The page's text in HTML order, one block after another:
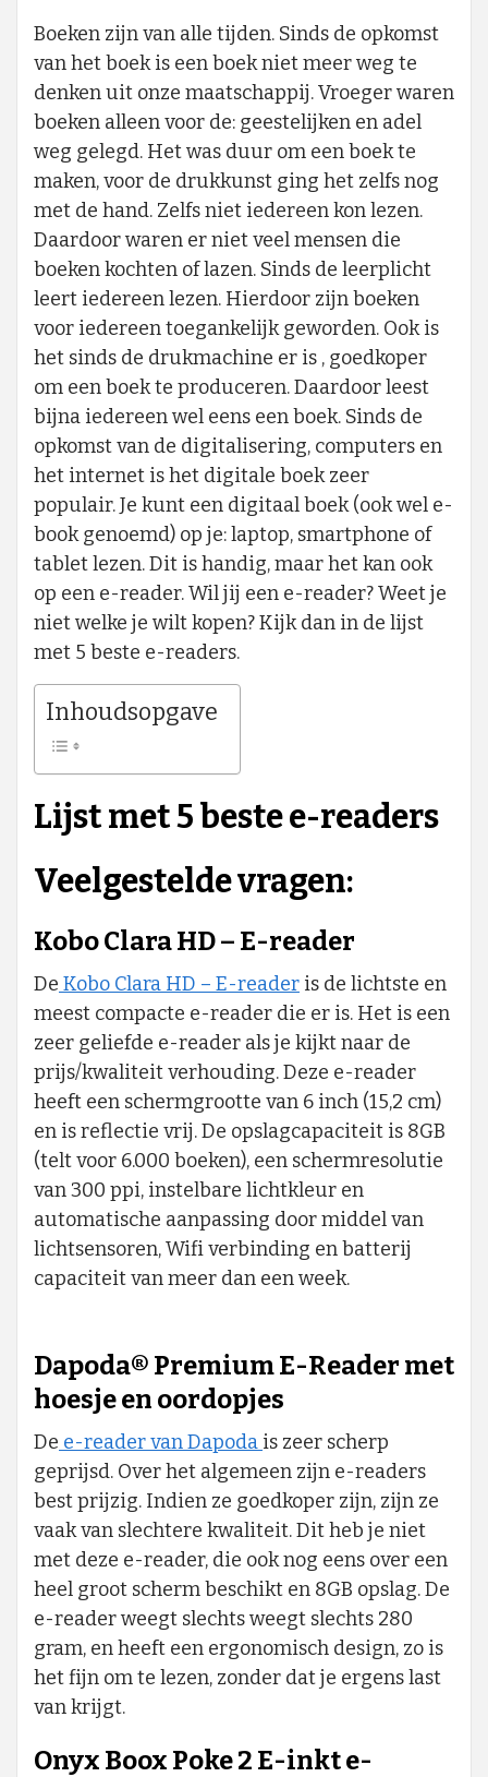
Boeken zijn van alle tijden. Sinds de opkomst
van het boek is een boek niet meer weg te
denken uit onze maatschappij. Vroeger waren
boeken alleen voor de: geestelijken en adel
weg gelegd. Het was duur om een boek te
maken, voor de drukkunst ging het zelfs nog
met de hand. Zelfs niet iedereen kon lezen.
Daardoor waren er niet veel mensen die
boeken kochten of lazen. Sinds de leerplicht
leert iedereen lezen. Hierdoor zijn boeken
voor iedereen toegankelijk geworden. Ook is
het sinds de drukmachine er is , goedkoper
om een boek te produceren. Daardoor leest
bijna iedereen wel eens een boek. Sinds de
opkomst van de digitalisering, computers en
het internet is het digitale boek zeer
populair. Je kunt een digitaal boek (ook wel e-
book genoemd) op je: laptop, smartphone of
tablet lezen. Dit is handig, maar het kan ook
op een e-reader. Wil jij een e-reader? Weet je
niet welke je wilt kopen? Kijk dan in de lijst
met 5 beste e-readers.
Inhoudsopgave
Lijst met 5 beste e-readers
Veelgestelde vragen:
Kobo Clara HD – E-reader
De Kobo Clara HD – E-reader is de lichtste en
meest compacte e-reader die er is. Het is een
zeer geliefde e-reader als je kijkt naar de
prijs/kwaliteit verhouding. Deze e-reader
heeft een schermgrootte van 6 inch (15,2 cm)
en is reflectie vrij. De opslagcapaciteit is 8GB
(telt voor 6.000 boeken), een schermresolutie
van 300 ppi, instelbare lichtkleur en
automatische aanpassing door middel van
lichtsensoren, Wifi verbinding en batterij
capaciteit van meer dan een week.
Dapoda® Premium E-Reader met
hoesje en oordopjes
De e-reader van Dapoda is zeer scherp
geprijsd. Over het algemeen zijn e-readers
best prijzig. Indien ze goedkoper zijn, zijn ze
vaak van slechtere kwaliteit. Dit heb je niet
met deze e-reader, die ook nog eens over een
heel groot scherm beschikt en 8GB opslag. De
e-reader weegt slechts weegt slechts 280
gram, en heeft een ergonomisch design, zo is
het fijn om te lezen, zonder dat je ergens last
van krijgt.
Onyx Boox Poke 2 E-inkt e-